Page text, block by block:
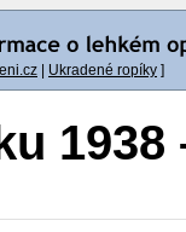
Ukradené ropíky ]